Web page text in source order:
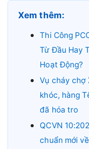
Xem thêm:
Thi Công
Từ Đầu Hay
Hoạt Động?
Vụ cháy chợ
khóc, hàng
đã hóa tro
QCVN
chuẩn mới